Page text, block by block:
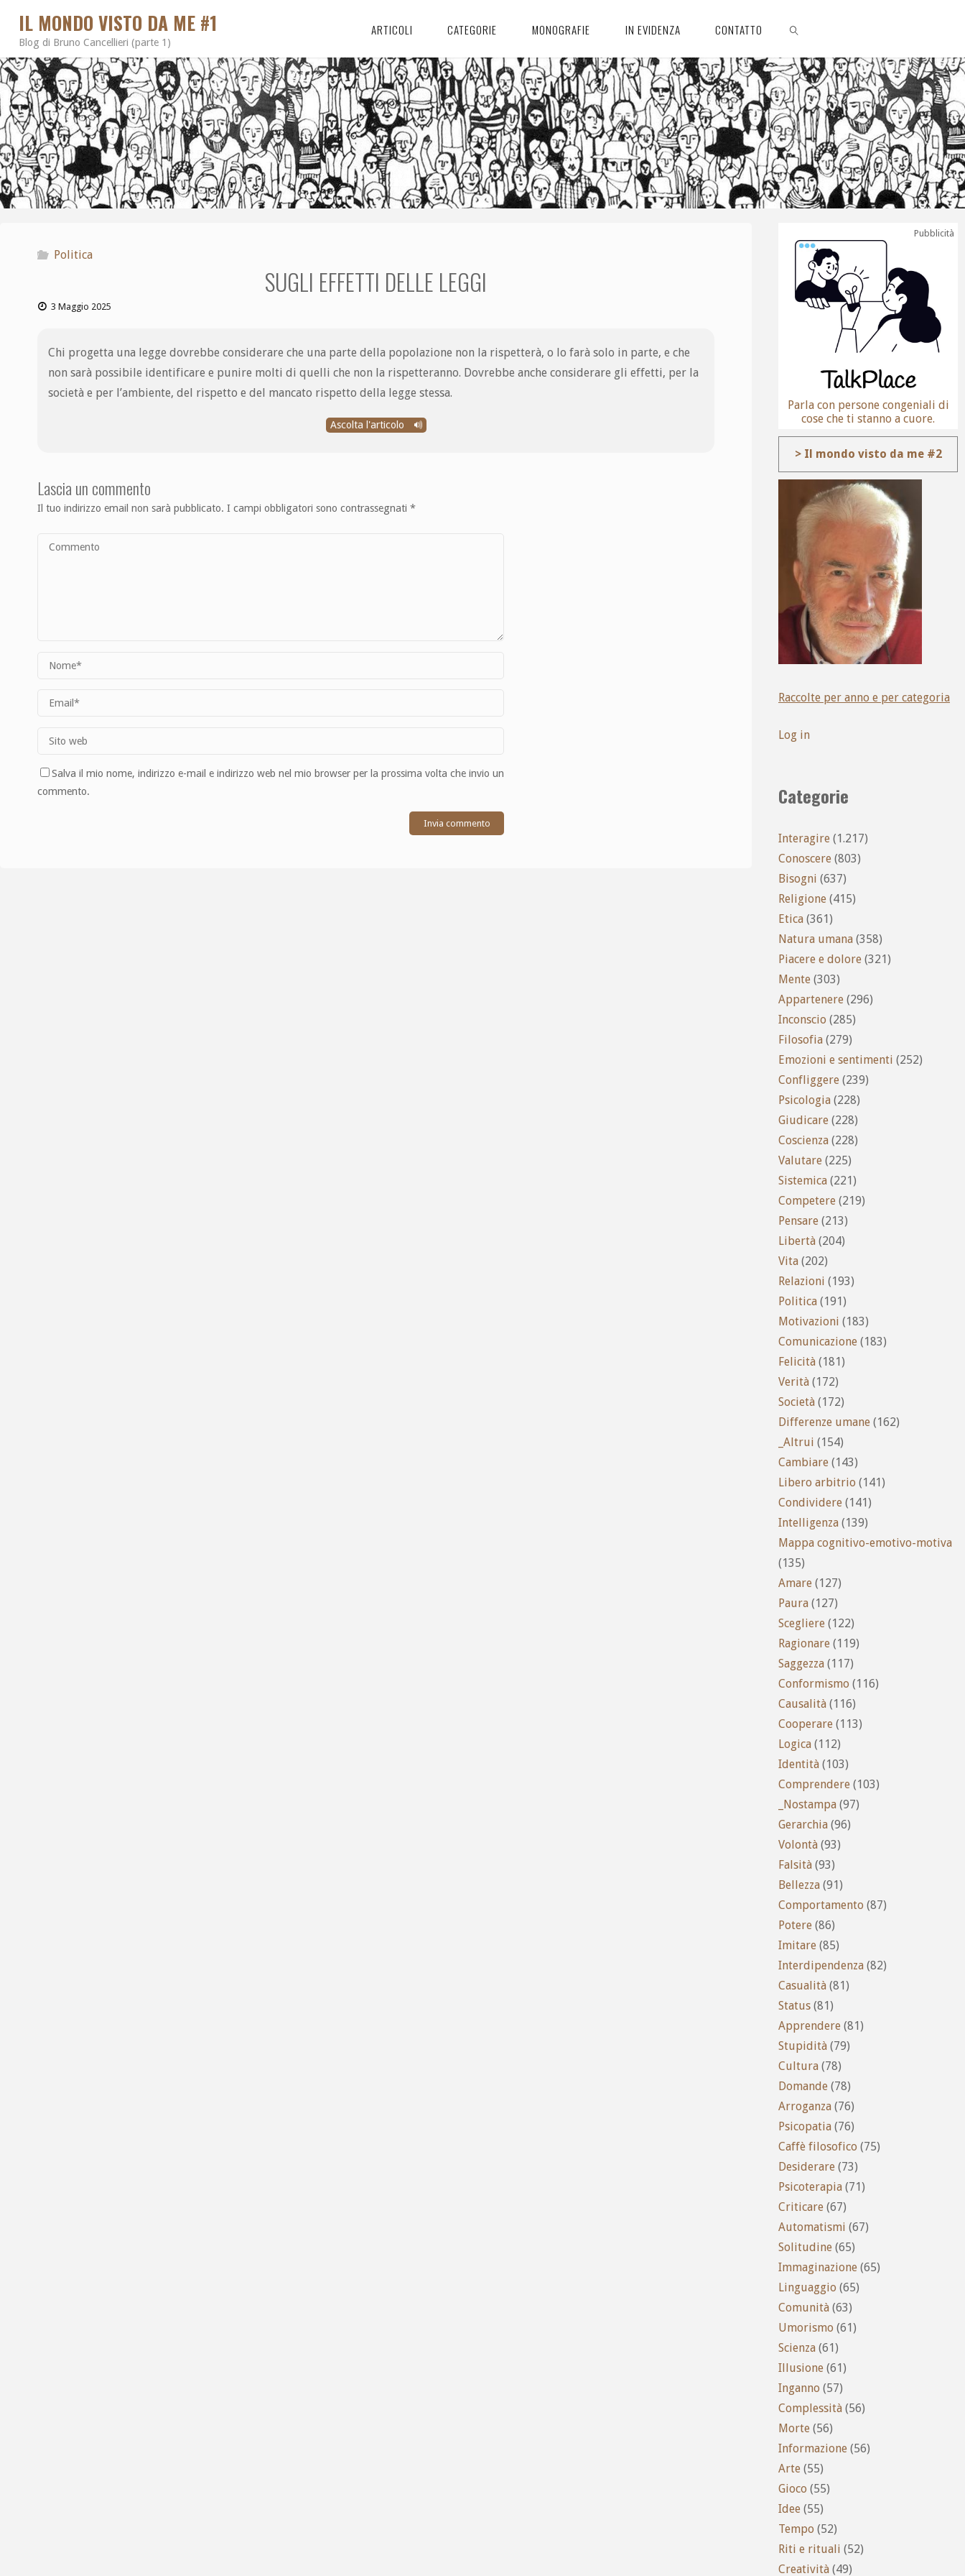
IL MONDO VISTO DA ME #1
Blog di Bruno Cancellieri (parte 1)
ARTICOLI CATEGORIE MONOGRAFIE IN EVIDENZA CONTATTO
CERCA
Politica
SUGLI EFFETTI DELLE LEGGI
3 Maggio 2025
Chi progetta una legge dovrebbe considerare che una parte della popolazione non la rispetterà, o lo farà solo in parte, e che
non sarà possibile identificare e punire molti di quelli che non la rispetteranno. Dovrebbe anche considerare gli effetti, per la
società e per l’ambiente, del rispetto e del mancato rispetto della legge stessa.
Ascolta l'articolo
Lascia un commento
Il tuo indirizzo email non sarà pubblicato. I campi obbligatori sono contrassegnati*
Salva il mio nome, indirizzo e-mail e indirizzo web nel mio browser per la prossima volta che invio un
commento.
Pubblicità
Parla con persone congeniali di
cose che ti stanno a cuore.
> Il mondo visto da me #2
Raccolte per anno e per categoria
Log in
Categorie
Interagire (1.217)
Conoscere (803)
Bisogni (637)
Religione (415)
Etica (361)
Natura umana (358)
Piacere e dolore (321)
Mente (303)
Appartenere (296)
Inconscio (285)
Filosofia (279)
Emozioni e sentimenti (252)
Confliggere (239)
Psicologia (228)
Giudicare (228)
Coscienza (228)
Valutare (225)
Sistemica (221)
Competere (219)
Pensare (213)
Libertà (204)
Vita (202)
Relazioni (193)
Politica (191)
Motivazioni (183)
Comunicazione (183)
Felicità (181)
Verità (172)
Società (172)
Differenze umane (162)
_Altrui (154)
Cambiare (143)
Libero arbitrio (141)
Condividere (141)
Intelligenza (139)
Mappa cognitivo-emotivo-motiva
(135)
Amare (127)
Paura (127)
Scegliere (122)
Ragionare (119)
Saggezza (117)
Conformismo (116)
Causalità (116)
Cooperare (113)
Logica (112)
Identità (103)
Comprendere (103)
_Nostampa (97)
Gerarchia (96)
Volontà (93)
Falsità (93)
Bellezza (91)
Comportamento (87)
Potere (86)
Imitare (85)
Interdipendenza (82)
Casualità (81)
Status (81)
Apprendere (81)
Stupidità (79)
Cultura (78)
Domande (78)
Arroganza (76)
Psicopatia (76)
Caffè filosofico (75)
Desiderare (73)
Psicoterapia (71)
Criticare (67)
Automatismi (67)
Solitudine (65)
Immaginazione (65)
Linguaggio (65)
Comunità (63)
Umorismo (61)
Scienza (61)
Illusione (61)
Inganno (57)
Complessità (56)
Morte (56)
Informazione (56)
Arte (55)
Gioco (55)
Idee (55)
Tempo (52)
Riti e rituali (52)
Creatività (49)